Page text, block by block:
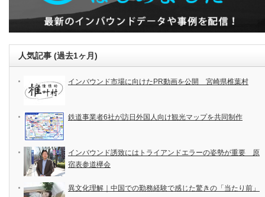
人気記事 (過去1ヶ月)
インバウンド市場に向けたPR動画を公開 宮崎県椎葉村
鉄道事業者6社が訪日外国人向け観光マップを共同制作
インバウンド誘致にはトライアンドエラーの姿勢が重要 原
宿表参道欅会
異文化理解｜中国での勤務経験で感じた驚きの「当たり前」